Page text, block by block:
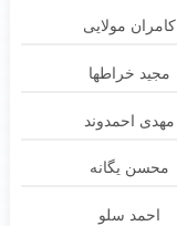
کامران مولایی
مجید خراطها
مهدی احمدوند
محسن یگانه
احمد سلو